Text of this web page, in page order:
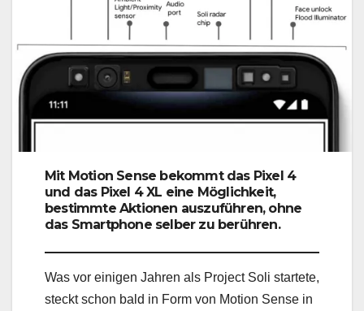
Mit Motion Sense bekommt das Pixel 4
und das Pixel 4 XL eine Möglichkeit,
bestimmte Aktionen auszuführen, ohne
das Smartphone selber zu berühren.
Was vor einigen Jahren als Project Soli startete,
steckt schon bald in Form von Motion Sense in